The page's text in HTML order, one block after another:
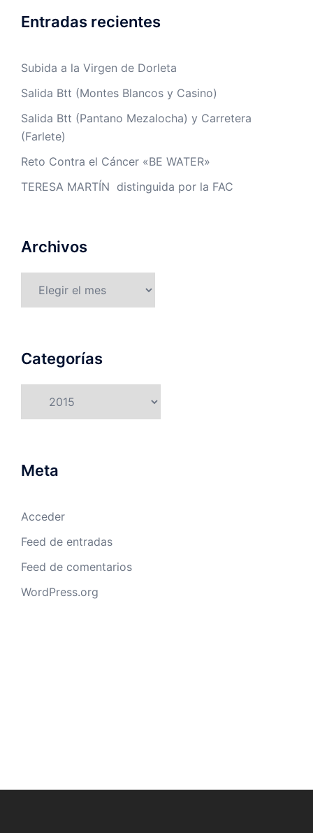
Entradas recientes
Subida a la Virgen de Dorleta
Salida Btt (Montes Blancos y Casino)
Salida Btt (Pantano Mezalocha) y Carretera
(Farlete)
Reto Contra el Cáncer «BE WATER»
TERESA MARTÍN distinguida por la FAC
Archivos
Categorías
Meta
Acceder
Feed de entradas
Feed de comentarios
WordPress.org